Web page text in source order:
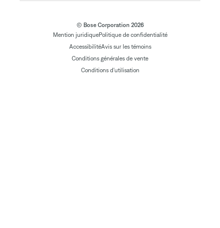
© Bose Corporation 2026
Mention juridiquePolitique de confidentialité
AccessibilitéAvis sur les témoins
Conditions générales de vente
Conditions d'utilisation